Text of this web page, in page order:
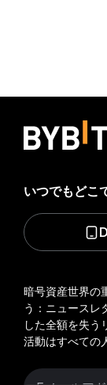
暗号資産世界の
う：ニュースレ
した全額を失う
活動はすべての
いつでもどこ